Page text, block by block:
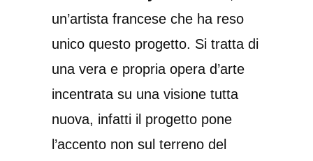
un’artista francese che ha reso
unico questo progetto. Si tratta di
una vera e propria opera d’arte
incentrata su una visione tutta
nuova, infatti il progetto pone
l’accento non sul terreno del